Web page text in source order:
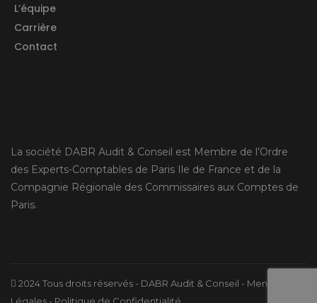
L’équipe
Carrière
Contact
La société DABR Audit & Conseil est Membre de l’Ordre
des Experts-Comptables de Paris Ile de France et de la
Compagnie Régionale des Commissaires aux Comptes de
Paris.
2024 Tous droits réservés - DABR Audit & Conseil - Mentions